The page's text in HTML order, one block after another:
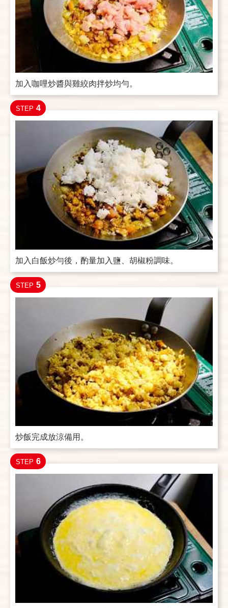
加入咖哩炒醬與雞絞肉拌炒均勻。
STEP 4
加入白飯炒勻後，酌量加入鹽、胡椒粉調味。
STEP 5
炒飯完成放涼備用。
STEP 6